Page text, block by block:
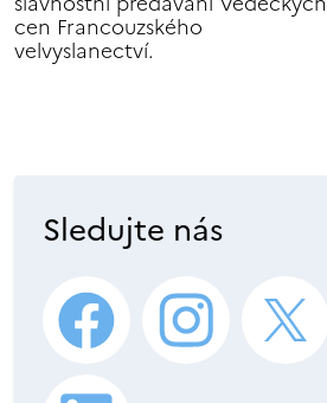
cen Francouzského
velvyslanectví.
Sledujte nás